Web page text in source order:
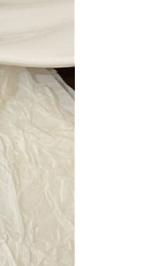
同意方可使用
本公司不負相關責
戶狀況，依本公司
，本公司將視審查
現惡意使用之情
度並採取法律行
查看運費